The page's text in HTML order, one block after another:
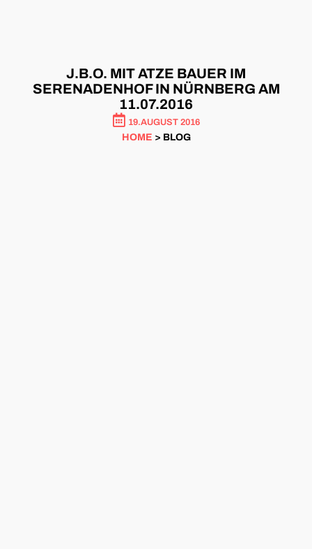
J.B.O. MIT ATZE BAUER IM
SERENADENHOF IN NÜRNBERG AM
11.07.2016
19.AUGUST 2016
HOME > BLOG